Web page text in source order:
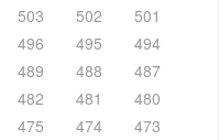
503 502
501
496 495
494
489 488
487
482 481
480
475 474
473